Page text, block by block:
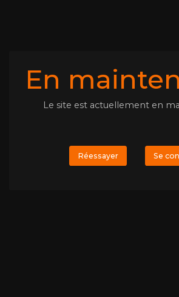
En
Le site est actuellement en
Réessayer Se